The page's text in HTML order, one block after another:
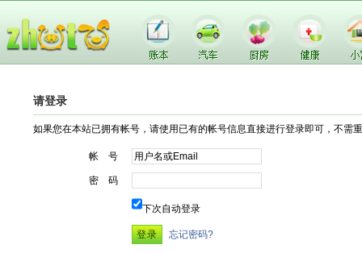
请登录
如果您在本站已拥有帐号，请使用已有的帐号信息直接进行登录即可，不需
帐 号
密 码
下次自动登录
忘记密码?